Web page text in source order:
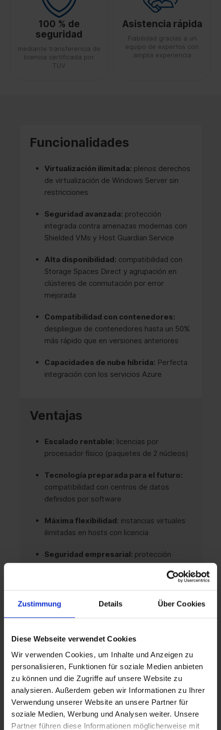
Zustimmung Details Über Cookies
Diese Webseite verwendet Cookies
Wir verwenden Cookies, um Inhalte und Anzeigen zu
personalisieren, Funktionen für soziale Medien anbieten
zu können und die Zugriffe auf unsere Website zu
analysieren. Außerdem geben wir Informationen zu Ihrer
Verwendung unserer Website an unsere Partner für
soziale Medien, Werbung und Analysen weiter. Unsere
Partner führen diese Informationen möglicherweise mit
100 % de
seguridad
mediante transferencia de
licencia certificada por
TÜV
Asistencia rápida
Fiabilidad gracias a un
equipo de expertos con
amplia experiencia
Funcionalidades
Virtualización ilimitada: plenos derechos
de virtualización de Windows Server sin
restricciones
Seguridad avanzada: protección
integrada contra amenazas modernas con
Shielded VMs y Host Guardian Service
Alta disponibilidad: compatibilidad con
Storage Spaces Direct y agrupación en
clústeres de conmutación por error
mejorada
Compatibilidad con contenedores:
despliegue de contenedores hasta un 50%
más rápido que en versiones anteriores
Capacidades de nube híbrida: Perfecta
integración con los servicios Azure
Ventajas
Escalado rentable: licencias por
procesador físico (paquetes de 2 núcleos)
Tecnología preparada para el futuro:
compatibilidad con centros de datos
definidos por software
Máxima flexibilidad: instancias virtuales
ilimitadas en hosts con licencia
Seguridad empresarial: protección
contra ataques de día cero gracias a las
Ámbitos de aplicación
entornos de virtualización de alta
disponibilidad
Proveedores de servicios en la nube:
Como base para ofertas de alojamiento y
servicios gestionados